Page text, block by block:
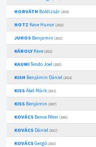
HORVÁTH Boldizsár (2018)
HOTZ Keve Hunor (2010)
JUHOSBenjamin (2012)
KÁROLYKeve (2012)
KAUMITendo Joel (2005)
KISH Benjámin Dániel (2014)
KISSÁbel Márk (2013)
KISSBenjámin (2007)
KOVÁCSBence Péter (2006)
KOVÁCSDániel (2017)
KOVÁCSGergő (2010)